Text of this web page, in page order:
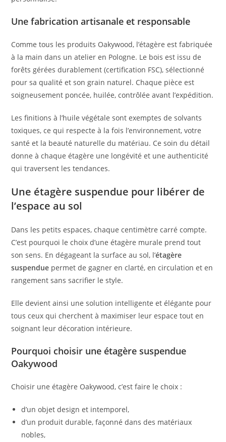
Une fabrication artisanale et responsable
Comme tous les produits Oakywood, l’étagère est fabriquée
à la main dans un atelier en Pologne. Le bois est issu de
forêts gérées durablement (certification FSC), sélectionné
pour sa qualité et son grain naturel. Chaque pièce est
soigneusement poncée, huilée, contrôlée avant l’expédition.
Les finitions à l’huile végétale sont exemptes de solvants
toxiques, ce qui respecte à la fois l’environnement, votre
santé et la beauté naturelle du matériau. Ce soin du détail
donne à chaque étagère une longévité et une authenticité
qui traversent les tendances.
Une étagère suspendue pour libérer de
l’espace au sol
Dans les petits espaces, chaque centimètre carré compte.
C’est pourquoi le choix d’une étagère murale prend tout
son sens. En dégageant la surface au sol, l’étagère
suspendue permet de gagner en clarté, en circulation et en
rangement sans sacrifier le style.
Elle devient ainsi une solution intelligente et élégante pour
tous ceux qui cherchent à maximiser leur espace tout en
soignant leur décoration intérieure.
Pourquoi choisir une étagère suspendue
Oakywood
Choisir une étagère Oakywood, c’est faire le choix :
d’un objet design et intemporel,
d’un produit durable, façonné dans des matériaux
nobles,